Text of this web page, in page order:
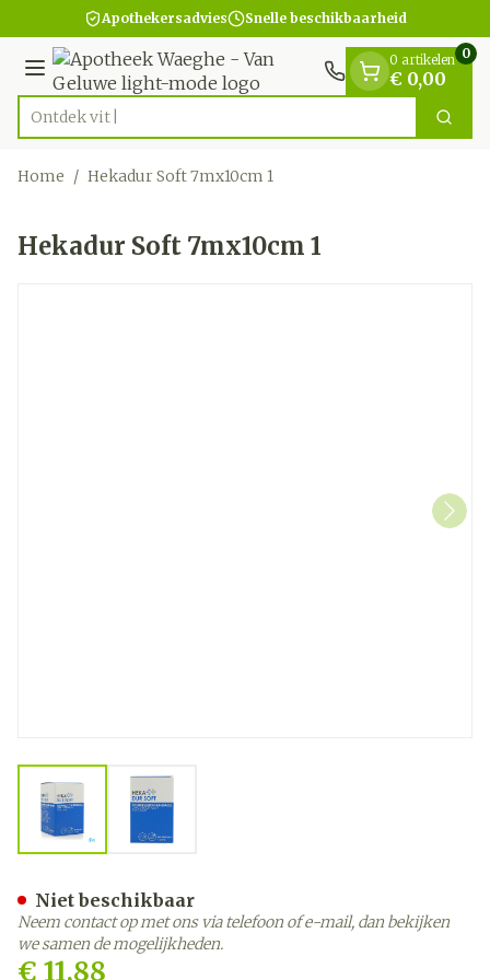
Ga naar de inhoudApothekersadvies Snelle beschikbaarheid
Menu
Product, merk, categorie...
Ont Zoek
0 artikelen
€ 0,00
0
Home / Hekadur Soft 7mx10cm 1
Hekadur Soft 7mx10cm 1
View larger imageView larger image
€ 11,88
Niet beschikbaar
Neem contact op met ons via telefoon of e-mail, dan bekijken
we samen de mogelijkheden.